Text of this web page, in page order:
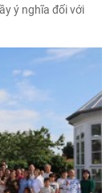
ý nghĩa đối với